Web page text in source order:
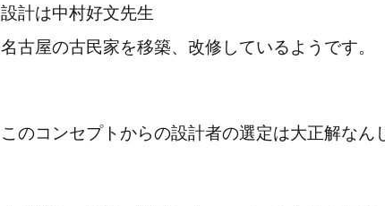
設計は中村好文先生
名古屋の古民家を移築、改修しているようです。
このコンセプトからの設計者の選定は大正解なん